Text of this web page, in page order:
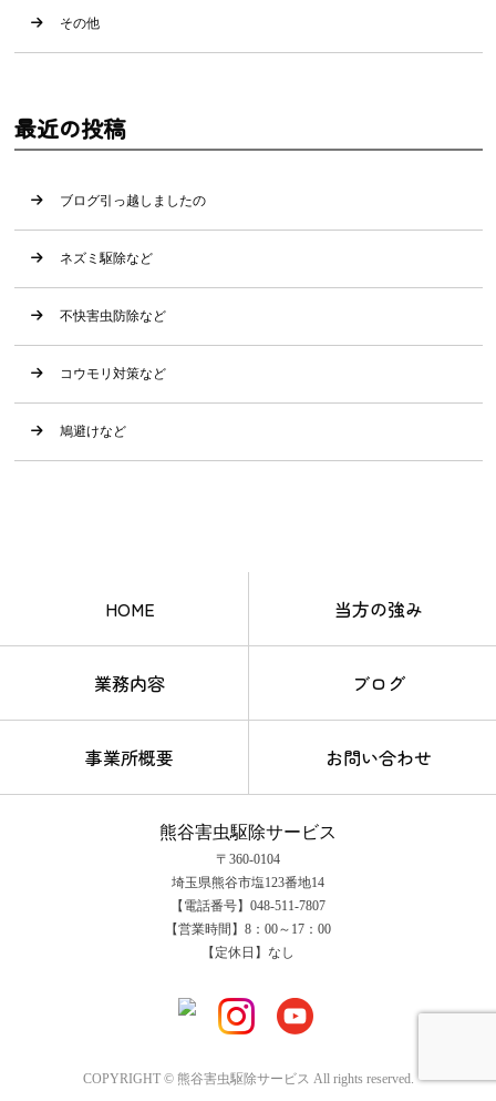
その他
最近の投稿
ブログ引っ越しましたの
ネズミ駆除など
不快害虫防除など
コウモリ対策など
鳩避けなど
HOME 当方の強み
業務内容 ブログ
事業所概要 お問い合わせ
熊谷害虫駆除サービス
〒360-0104
埼玉県熊谷市塩123番地14
【電話番号】048-511-7807
【営業時間】8：00～17：00
【定休日】なし
COPYRIGHT © 熊谷害虫駆除サービス All rights reserved.